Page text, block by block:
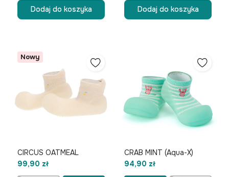
Dodaj do koszyka Dodaj do koszyka
Nowy
CIRCUS OATMEAL
99,90 zł
CRAB MINT (Aqua-X)
94,90 zł